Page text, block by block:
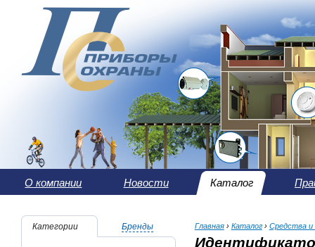
О компании Новости Каталог
Категории Бренды Главная› Каталог› Средства и